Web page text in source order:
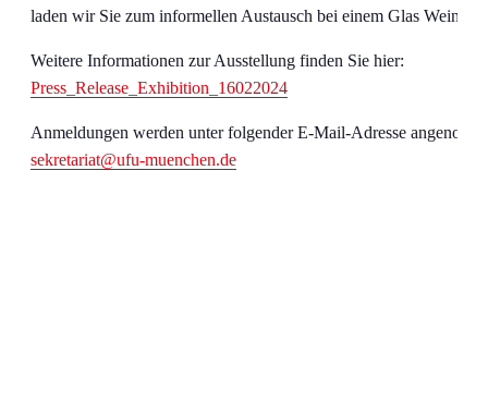
laden wir Sie zum informellen Austausch bei einem Glas Wein ein.
Weitere Informationen zur Ausstellung finden Sie hier:
Press_Release_Exhibition_16022024
Anmeldungen werden unter folgender E-Mail-Adresse
sekretariat@ufu-muenchen.de